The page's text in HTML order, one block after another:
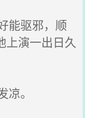
能驱邪，顺
上演一出日久
。